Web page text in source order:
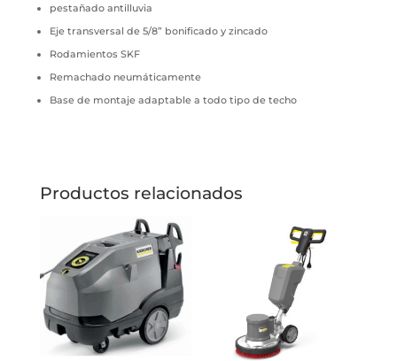
pestañado antilluvia
Eje transversal de 5/8” bonificado y zincado
Rodamientos SKF
Remachado neumáticamente
Base de montaje adaptable a todo tipo de techo
Productos relacionados